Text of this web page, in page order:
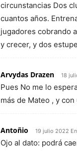
circunstancias Dos
cuantos años.
jugadores cobrando
y crecer, y dos
Arvydas Drazen 18
Pues No me lo
más de Mateo , y
Antoñio 19 julio 2022
Ojo al dato: podrá